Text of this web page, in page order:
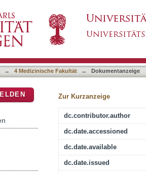
→ 4 Medizinische Fakultät → Dokumentanzeige
Zur Kurzanzeige
dc.contributor.author
dc.date.accessioned
dc.date.available
dc.date.issued